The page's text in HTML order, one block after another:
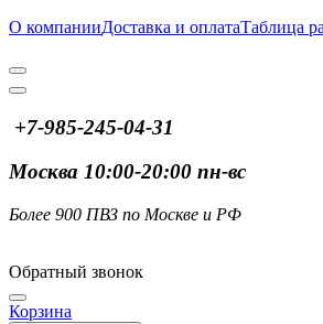
О компанииДоставка и оплатаТаблица
+7-985-245-04-31
Москва 10:00-20:00 пн-вс
Более 900 ПВЗ по Москве и РФ
Обратный звонок
Корзина